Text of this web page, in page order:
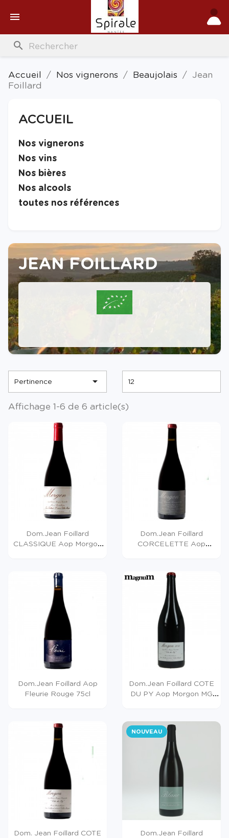

search
Accueil Nos vignerons Beaujolais
Jean
Foillard
ACCUEIL
Nos vignerons
Nos vins
Nos bières
Nos alcools
toutes nos références
JEAN FOILLARD
Pertinence  12
Affichage 1-6 de 6 article(s)
Dom.Jean Foillard
CLASSIQUE Aop Morgon
Dom.Jean Foillard
CORCELETTE Aop
Dom.Jean Foillard Aop
Fleurie Rouge 75cl
Dom.Jean Foillard COTE
DU PY Aop Morgon MG
Dom. Jean Foillard COTE
Dom.Jean Foillard
NOUVEAU